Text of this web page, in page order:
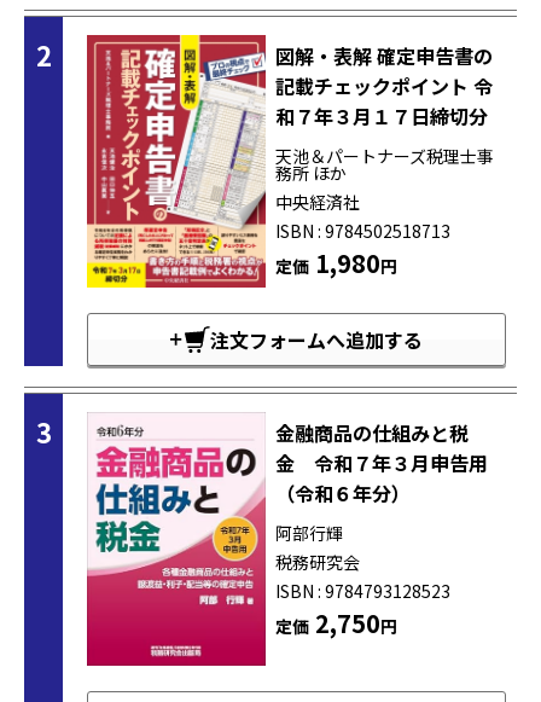
2
図解・表解 確定申告書の
記載チェックポイント 令
和７年３月１７日締切分
天池＆パートナーズ税理士事
務所 ほか
中央経済社
ISBN : 9784502518713
定価1,980円
注文フォームへ追加する
3
金融商品の仕組みと税
金 令和７年３月申告用
（令和６年分）
阿部行輝
税務研究会
ISBN : 9784793128523
定価2,750円